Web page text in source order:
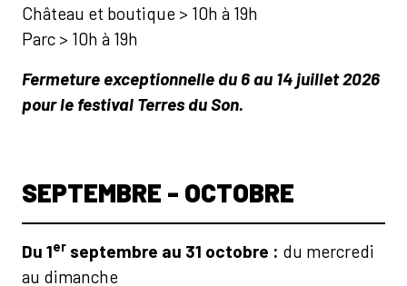
Château et boutique > 10h à 19h
Parc > 10h à 19h
Fermeture exceptionnelle du 6 au 14 juillet 2026
pour le festival Terres du Son.
SEPTEMBRE - OCTOBRE
Du 1er septembre au 31 octobre : du mercredi
au dimanche